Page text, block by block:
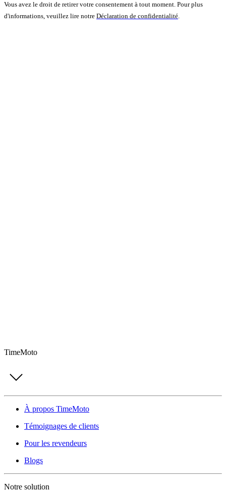
Vous avez le droit de retirer votre consentement à tout moment. Pour plus
d'informations, veuillez lire notre Déclaration de confidentialité
TimeMoto
À propos TimeMoto
Témoignages de clients
Pour les revendeurs
Blogs
Notre solution